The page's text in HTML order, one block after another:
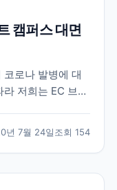
캠퍼스 대면
로나 발병에 대
저희는 EC 브리
내에서 대면수업
라인 수업...
년 7월 24일조회 154